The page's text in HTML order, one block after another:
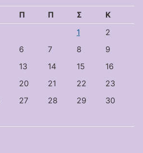
Π Π Σ
Κ
1
2
6 7 8
9
13 14 15
16
20 21 22
23
27 28 29
30